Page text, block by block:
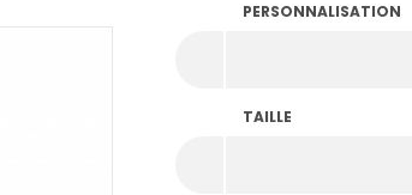
PERSONNALISATION
TAILLE